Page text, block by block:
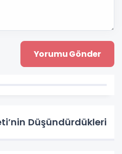
Düşündürdükleri